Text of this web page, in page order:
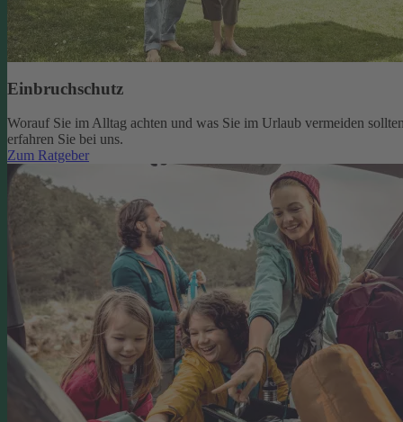
Einbruchschutz
Worauf Sie im Alltag achten und was Sie im Urlaub vermeiden
erfahren Sie bei uns.
Zum Ratgeber